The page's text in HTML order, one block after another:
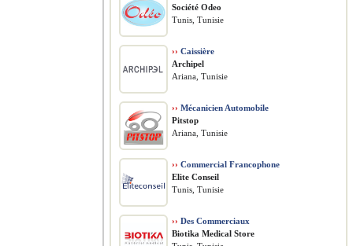
Société Odeo
Tunis, Tunisie
›› Caissière
Archipel
Ariana, Tunisie
›› Mécanicien Automobile
Pitstop
Ariana, Tunisie
›› Commercial Francophone
Elite Conseil
Tunis, Tunisie
›› Des Commerciaux
Biotika Medical Store